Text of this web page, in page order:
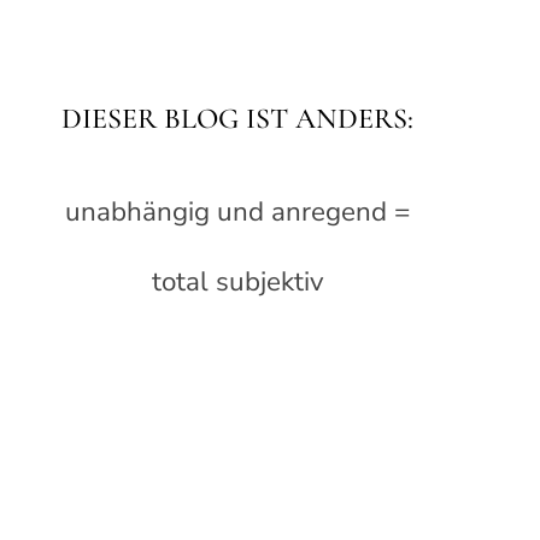
DIESER BLOG IST ANDERS:
unabhängig und anregend =
total subjektiv